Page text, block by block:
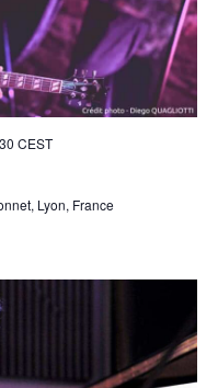
CEST
Lyon, France